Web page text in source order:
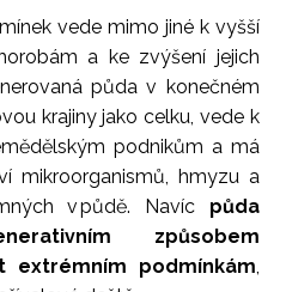
vede mimo jiné k vyšší
a ke zvýšení jejich
půda v konečném
krajiny jako celku, vede k
podnikům a má
mikroorganismů, hmyzu a
v půdě. Navíc půda
způsobem
extrémním podmínkám,